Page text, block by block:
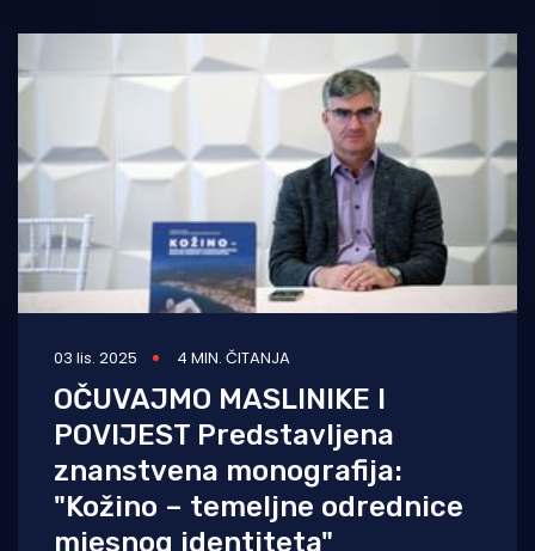
03 lis. 2025 4 MIN. ČITANJA
OČUVAJMO MASLINIKE I
POVIJEST Predstavljena
znanstvena monografija:
"Kožino – temeljne odrednice
mjesnog identiteta"